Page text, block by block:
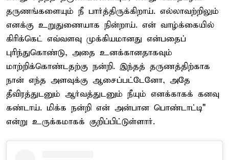
தருணங்களையும் நீ பார்த்திருக்கிறாய். எல்லாவற்றிலும்
எனக்கு உறுதுணையாக நின்றாய். என் வாழ்க்கையில்
கிரிக்கெட் எவ்வளவு முக்கியமானது என்பதைப்
புரிந்துகொண்டு, அதை உனக்கானதாகவும்
மாற்றிக்கொண்டதற்கு நன்றி. இந்தத் தருணத்திற்காக
நான் எந்த அளவுக்கு ஆசைப்பட்டேனோ, அதே
தீவிரத்துடனும் ஆர்வத்துடனும் நீயும் எனக்காகக் கனவு
கண்டாய். மிக்க நன்றி என் அன்பான பொண்டாட்டி"
என்று உருக்கமாகக் குறிப்பிட்டுள்ளார்.